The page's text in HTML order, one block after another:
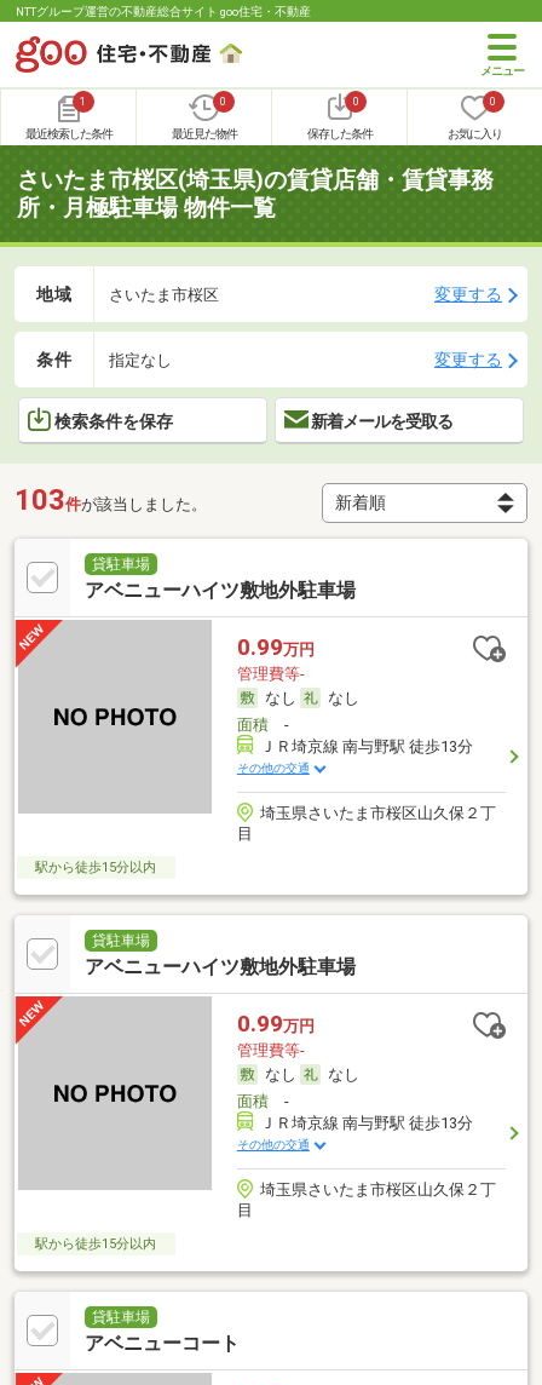
NTTグループ運営の不動産総合サイト goo住宅・不動産
1
最近検索した条件
0
最近見た物件
0
保存した条件
0
お気に入り
さいたま市桜区(埼玉県)の賃貸店舗・賃貸事務
所・月極駐車場 物件一覧
地域 さいたま市桜区 変更する
条件 指定なし 変更する
検索条件を保存 新着メールを受取る
103件が該当しました。
貸駐車場
アベニューハイツ敷地外駐車場
0.99万円
管理費等-
なし
なし
面積-
ＪＲ埼京線 南与野駅 徒歩13分
その他の交通
埼玉県さいたま市桜区山久保２丁
目
駅から徒歩15分以内
貸駐車場
アベニューハイツ敷地外駐車場
0.99万円
管理費等-
なし
なし
面積-
ＪＲ埼京線 南与野駅 徒歩13分
その他の交通
埼玉県さいたま市桜区山久保２丁
目
駅から徒歩15分以内
貸駐車場
アベニューコート